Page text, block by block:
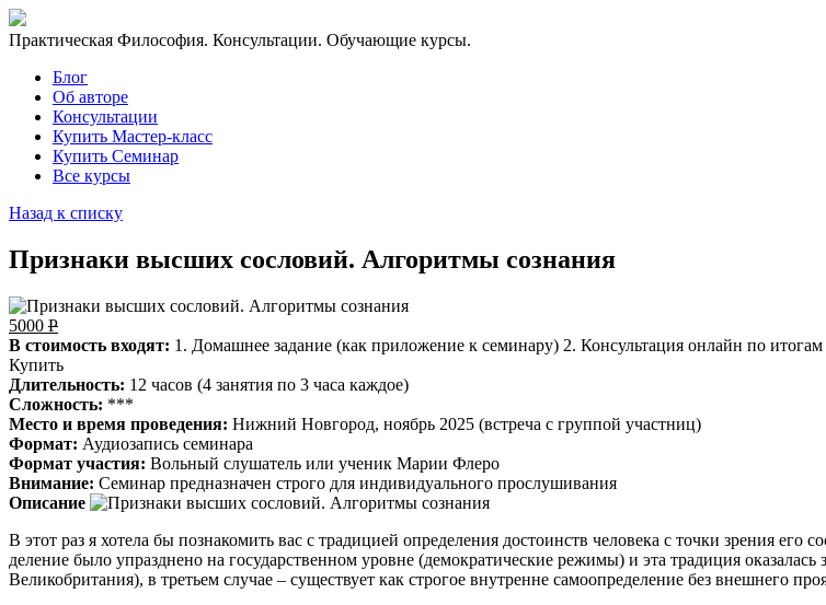
Практическая Философия. Консультации. Обучающие курсы.
Блог
Об авторе
Консультации
Купить Мастер-класс
Купить Семинар
Все курсы
Назад к списку
Признаки высших сословий. Алгоритмы сознания
5000 Р
В стоимость входят: 1. Домашнее задание (как приложение к семинару) 2. Консультация онлайн по
Купить
Длительность: 12 часов (4 занятия по 3 часа каждое)
Сложность: ***
Место и время проведения: Нижний Новгород, ноябрь 2025 (встреча с группой участниц)
Формат: Аудиозапись семинара
Формат участия: Вольный слушатель или ученик Марии Флеро
Внимание: Семинар предназначен строго для индивидуального прослушивания
Описание
В этот раз я хотела бы познакомить вас с традицией определения достоинств человека с точки зрения
деление было упразднено на государственном уровне (демократические режимы) и эта традиция
Великобритания), в третьем случае – существует как строгое внутренне самоопределение без внешнего